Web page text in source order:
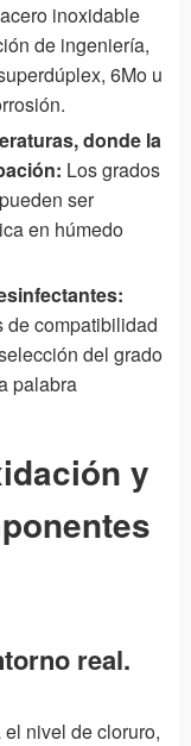
inoxidable
de ingeniería,
6Mo u
donde la
Los grados
ser
en húmedo
de compatibilidad
del grado
palabra
y
real.
nivel de cloruro,